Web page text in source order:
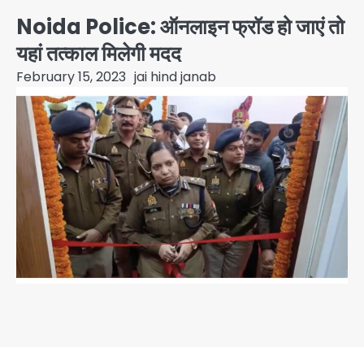
Noida Police: ऑनलाइन फ्रॉड हो जाएं तो
यहां तत्काल मिलेगी मदद
February 15, 2023 jai hind janab